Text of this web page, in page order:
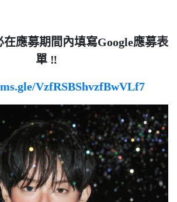
應募期間內填寫Google應募表
單 ‼️
VzfRSBShvzfBwVLf7